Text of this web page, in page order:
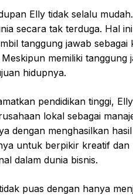
Elly tidak selalu
secara tak terduga. Hal
tanggung jawab
memiliki
hidupnya.
pendidikan tinggi,
lokal sebagai
dengan menghasilkan
untuk berpikir kreatif
dalam dunia bisnis.
puas dengan hanya